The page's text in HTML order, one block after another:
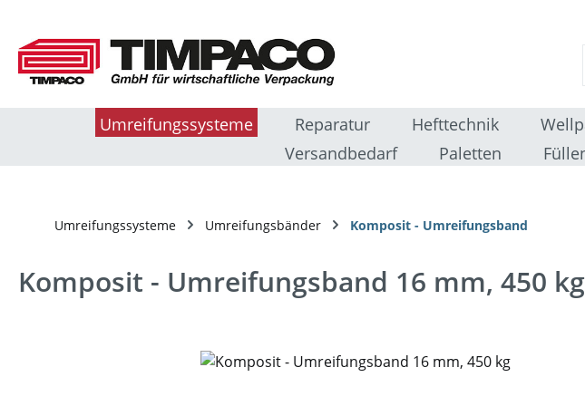
Umreifungssysteme Reparatur Hefttechnik
Versandbedarf
Paletten
Umreifungssysteme Umreifungsbänder Komposit - Umreifungsband
Komposit - Umreifungsband 16 mm, 450 kg